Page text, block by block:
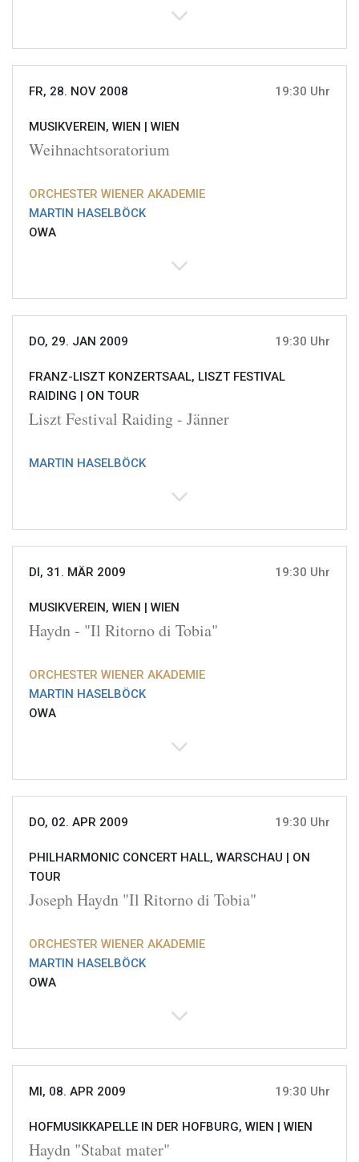
FR, 28. NOV 2008 19:30 Uhr
MUSIKVEREIN, WIEN | WIEN
Weihnachtsoratorium
ORCHESTER WIENER AKADEMIE
MARTIN HASELBÖCK
OWA
DO, 29. JAN 2009 19:30 Uhr
FRANZ-LISZT KONZERTSAAL, LISZT FESTIVAL
RAIDING | ON TOUR
Liszt Festival Raiding - Jänner
MARTIN HASELBÖCK
DI, 31. MÄR 2009 19:30 Uhr
MUSIKVEREIN, WIEN | WIEN
Haydn - "Il Ritorno di Tobia"
ORCHESTER WIENER AKADEMIE
MARTIN HASELBÖCK
OWA
DO, 02. APR 2009 19:30 Uhr
PHILHARMONIC CONCERT HALL, WARSCHAU | ON
TOUR
Joseph Haydn "Il Ritorno di Tobia"
ORCHESTER WIENER AKADEMIE
MARTIN HASELBÖCK
OWA
MI, 08. APR 2009 19:30 Uhr
HOFMUSIKKAPELLE IN DER HOFBURG, WIEN | WIEN
Haydn "Stabat mater"